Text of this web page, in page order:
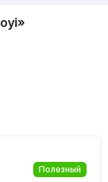
на первом
Orzu
квартиры с
метров.
а конец
Полезный